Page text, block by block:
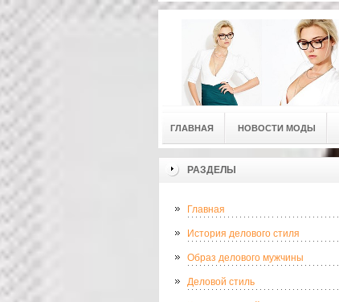
ГЛАВНАЯ НОВОСТИ МОДЫ
РАЗДЕЛЫ
Главная
История делового стиля
Образ делового мужчины
Деловой стиль